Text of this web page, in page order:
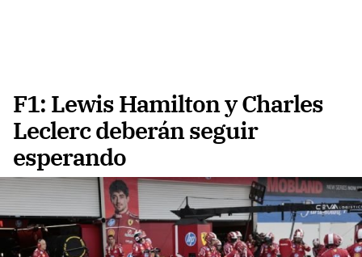
F1: Lewis Hamilton y Charles
Leclerc deberán seguir
esperando